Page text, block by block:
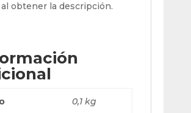
cantidad
obtener la descripción.
0,1 kg